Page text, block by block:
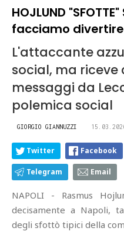
HOJLUND
facciamo
L'attaccante
social, ma riceve
messaggi da
polemica social
GIORGIO GIANNUZZI
Twitter Facebook
Telegram Email
NAPOLI - Rasmus
decisamente a Napoli,
degli sfottò tipici della